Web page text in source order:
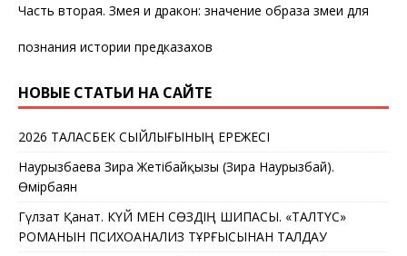
Часть вторая. Змея и дракон: значение образа змеи для
познания истории предказахов
НОВЫЕ СТАТЬИ НА САЙТЕ
2026 ТАЛАСБЕК СЫЙЛЫҒЫНЫҢ ЕРЕЖЕСІ
Наурызбаева Зира Жетібайқызы (Зира Наурызбай).
Өмірбаян
Гүлзат Қанат. КҮЙ МЕН СӨЗДІҢ ШИПАСЫ. «ТАЛТҮС»
РОМАНЫН ПСИХОАНАЛИЗ ТҰРҒЫСЫНАН ТАЛДАУ